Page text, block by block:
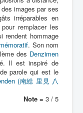
images par ses
irréparables en
remplacer les
rendent hommage
. Son nom
des Denzimen
Il est inspiré de
parole qui est le
(南総 里見 八
Note = 3 / 5